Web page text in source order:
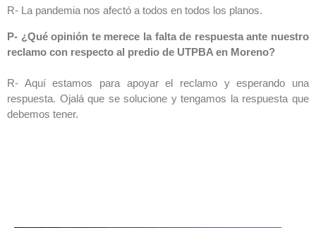
R- La pandemia nos afectó a todos en todos los planos.
P- ¿Qué opinión te merece la falta de respuesta ante nuestro
reclamo con respecto al predio de UTPBA en Moreno?
R- Aquí estamos para apoyar el reclamo y esperando una
respuesta. Ojalá que se solucione y tengamos la respuesta que
debemos tener.